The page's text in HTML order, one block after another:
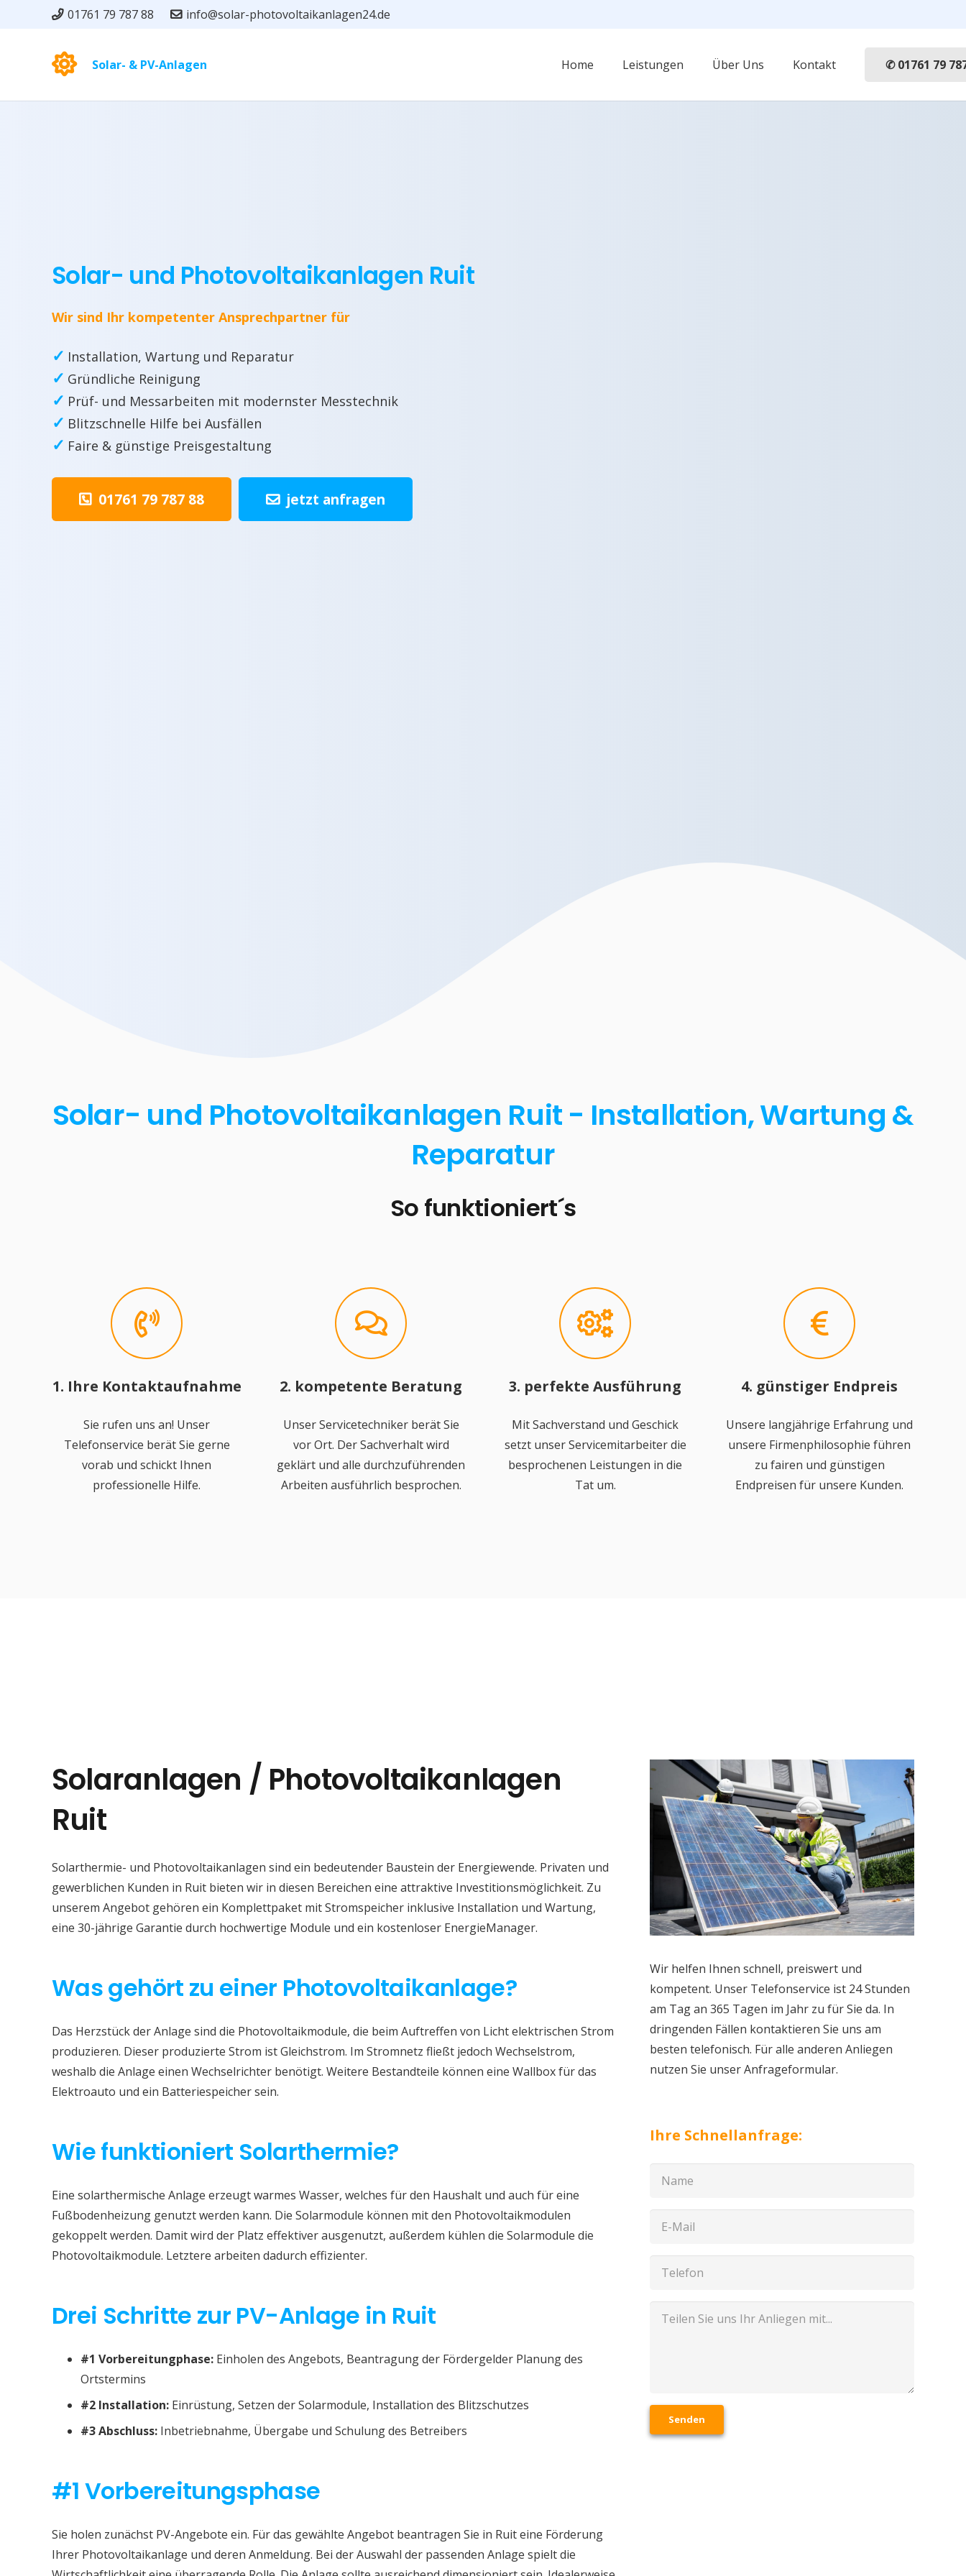
01761 79 787 88 info@solar-photovoltaikanlagen24.de
Solar- & PV-Anlagen Home Leistungen Über Uns Kontakt ✆ 01761 79
Solar- und Photovoltaikanlagen Ruit
Wir sind Ihr kompetenter Ansprechpartner für
✓ Installation, Wartung und Reparatur
✓ Gründliche Reinigung
✓ Prüf- und Messarbeiten mit modernster Messtechnik
✓ Blitzschnelle Hilfe bei Ausfällen
✓ Faire & günstige Preisgestaltung
01761 79 787 88 jetzt anfragen
Solar- und Photovoltaikanlagen Ruit - Installation, Wartung &
Reparatur
So funktioniert´s
1. Ihre Kontaktaufnahme
Sie rufen uns an! Unser
Telefonservice berät Sie gerne
vorab und schickt Ihnen
professionelle Hilfe.
2. kompetente Beratung
Unser Servicetechniker berät Sie
vor Ort. Der Sachverhalt wird
geklärt und alle durchzuführenden
Arbeiten ausführlich besprochen.
3. perfekte Ausführung
Mit Sachverstand und Geschick
setzt unser Servicemitarbeiter die
besprochenen Leistungen in die
Tat um.
4. günstiger Endpreis
Unsere langjährige Erfahrung und
unsere Firmenphilosophie führen
zu fairen und günstigen
Endpreisen für unsere Kunden.
Solaranlagen / Photovoltaikanlagen
Ruit
Solarthermie- und Photovoltaikanlagen sind ein bedeutender Baustein der Energiewende. Privaten und
gewerblichen Kunden in Ruit bieten wir in diesen Bereichen eine attraktive Investitionsmöglichkeit. Zu
unserem Angebot gehören ein Komplettpaket mit Stromspeicher inklusive Installation und Wartung,
eine 30-jährige Garantie durch hochwertige Module und ein kostenloser EnergieManager.
Was gehört zu einer Photovoltaikanlage?
Das Herzstück der Anlage sind die Photovoltaikmodule, die beim Auftreffen von Licht elektrischen Strom
produzieren. Dieser produzierte Strom ist Gleichstrom. Im Stromnetz fließt jedoch Wechselstrom,
weshalb die Anlage einen Wechselrichter benötigt. Weitere Bestandteile können eine Wallbox für das
Elektroauto und ein Batteriespeicher sein.
Wie funktioniert Solarthermie?
Eine solarthermische Anlage erzeugt warmes Wasser, welches für den Haushalt und auch für eine
Fußbodenheizung genutzt werden kann. Die Solarmodule können mit den Photovoltaikmodulen
gekoppelt werden. Damit wird der Platz effektiver ausgenutzt, außerdem kühlen die Solarmodule die
Photovoltaikmodule. Letztere arbeiten dadurch effizienter.
Drei Schritte zur PV-Anlage in Ruit
#1 Vorbereitungphase: Einholen des Angebots, Beantragung der Fördergelder Planung des
Ortstermins
#2 Installation: Einrüstung, Setzen der Solarmodule, Installation des Blitzschutzes
#3 Abschluss: Inbetriebnahme, Übergabe und Schulung des Betreibers
#1 Vorbereitungsphase
Sie holen zunächst PV-Angebote ein. Für das gewählte Angebot beantragen Sie in Ruit eine Förderung
Ihrer Photovoltaikanlage und deren Anmeldung. Bei der Auswahl der passenden Anlage spielt die
Wir helfen Ihnen schnell, preiswert und
kompetent. Unser Telefonservice ist 24 Stunden
am Tag an 365 Tagen im Jahr zu für Sie da. In
dringenden Fällen kontaktieren Sie uns am
besten telefonisch. Für alle anderen Anliegen
nutzen Sie unser Anfrageformular.
Ihre Schnellanfrage:
Senden